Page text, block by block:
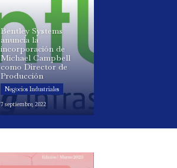
Bentley Systems
anuncia la
incorporación de
Michael Campbell
como Director de
Producción
Negocios Industriales
7 septiembre, 2022